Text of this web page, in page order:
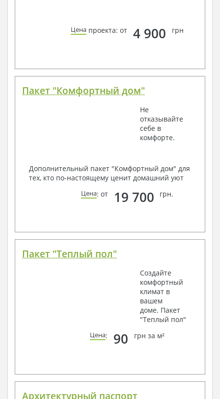
Цена проекта: от 4 900 грн
Пакет "Комфортный дом"
Не
отказывайте
себе в
комфорте.
Дополнительный пакет "Комфортный дом" для
тех, кто по-настоящему ценит домашний уют
Цена: от 19 700 грн.
Пакет "Теплый пол"
Создайте
комфортный
климат в
вашем
доме. Пакет
"Теплый пол"
Цена: 90 грн за м²
Архитектурный паспорт